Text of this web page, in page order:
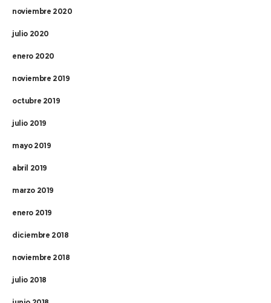
noviembre 2020
julio 2020
enero 2020
noviembre 2019
octubre 2019
julio 2019
mayo 2019
abril 2019
marzo 2019
enero 2019
diciembre 2018
noviembre 2018
julio 2018